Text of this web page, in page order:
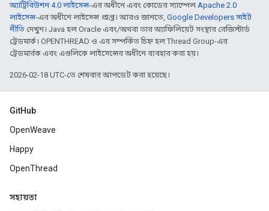
অ্যাট্রিবিউশন 4.0 লাইসেন্স-এর অধীনে এবং কোডের স্যাম্পেলApache 2.0
লাইসেন্স-এর অধীনে লাইসেন্স প্রাপ্ত। আরও জানতে, Google Developers সাইট
নীতি দেখুন। Java হল Oracle এবং/অথবা তার অ্যাফিলিয়েট সংস্থার রেজিস্টার্ড
ট্রেডমার্ক। OPENTHREAD ও এর সম্পর্কিত চিহ্ন হল Thread Group-এর
ট্রেডমার্রক এবং এগুলিকে লাইসেন্সের অধীনে ব্যবহার করা হয়।
2026-02-18 UTC-তে শেষবার আপডেট করা হয়েছে।
GitHub
OpenWeave
Happy
OpenThread
সহায়তা